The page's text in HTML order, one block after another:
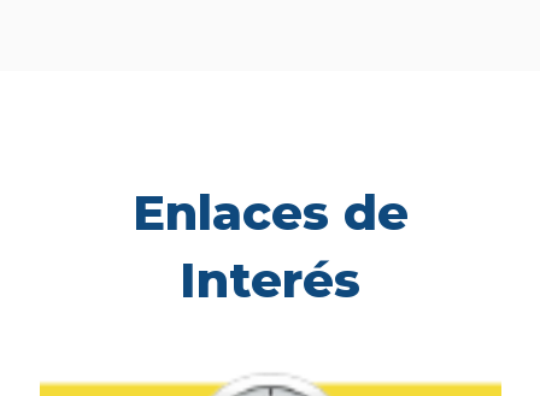
Enlaces de
Interés